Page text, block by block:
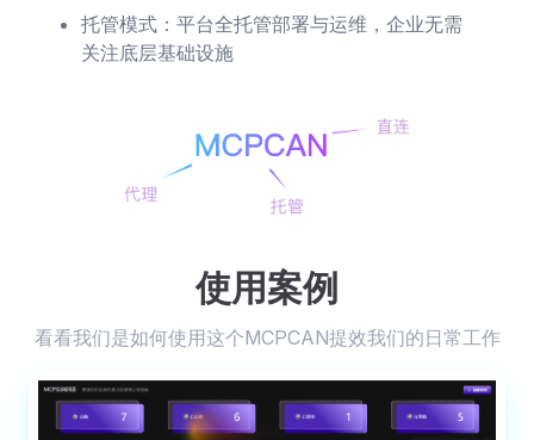
托管模式：平台全托管部署与运维，企业无需
关注底层基础设施
使用案例
看看我们是如何使用这个MCPCAN提效我们的日常工作